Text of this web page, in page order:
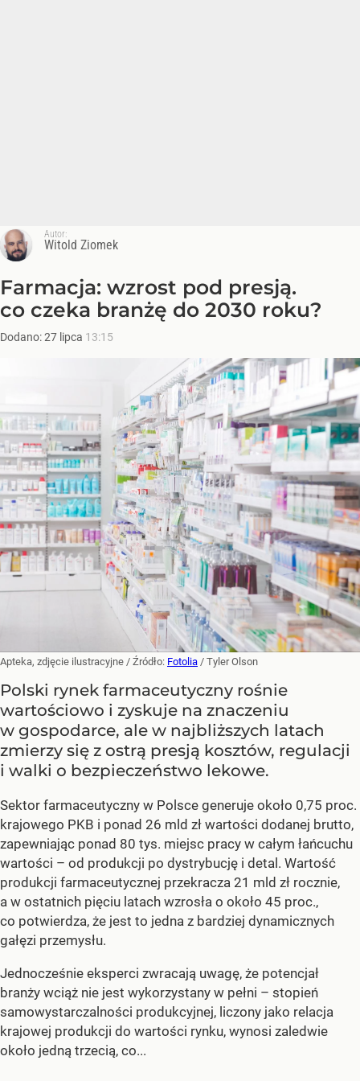
Autor:
Witold Ziomek
Farmacja: wzrost pod presją.
co czeka branżę do 2030 roku?
Dodano:27 lipca 13:15
Apteka, zdjęcie ilustracyjne / Źródło: Fotolia / Tyler Olson
Polski rynek farmaceutyczny rośnie
wartościowo i zyskuje na znaczeniu
w gospodarce, ale w najbliższych latach
zmierzy się z ostrą presją kosztów, regulacji
i walki o bezpieczeństwo lekowe.
Sektor farmaceutyczny w Polsce generuje około 0,75 proc.
krajowego PKB i ponad 26 mld zł wartości dodanej brutto,
zapewniając ponad 80 tys. miejsc pracy w całym łańcuchu
wartości – od produkcji po dystrybucję i detal. Wartość
produkcji farmaceutycznej przekracza 21 mld zł rocznie,
a w ostatnich pięciu latach wzrosła o około 45 proc.,
co potwierdza, że jest to jedna z bardziej dynamicznych
gałęzi przemysłu.
Jednocześnie eksperci zwracają uwagę, że potencjał
branży wciąż nie jest wykorzystany w pełni – stopień
samowystarczalności produkcyjnej, liczony jako relacja
krajowej produkcji do wartości rynku, wynosi zaledwie
około jedną trzecią, co...